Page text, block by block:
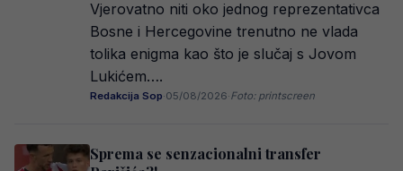
Vjerovatno niti oko jednog reprezentativca
Bosne i Hercegovine trenutno ne vlada
tolika enigma kao što je slučaj s Jovom
Lukićem….
Redakcija Sop·05/08/2026·Foto: printscreen
Sprema se senzacionalni transfer